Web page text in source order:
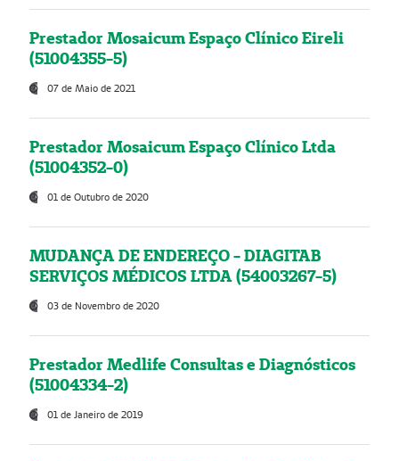
Prestador Mosaicum Espaço Clínico Eireli
(51004355-5)
07 de Maio de 2021
Prestador Mosaicum Espaço Clínico Ltda
(51004352-0)
01 de Outubro de 2020
MUDANÇA DE ENDEREÇO - DIAGITAB
SERVIÇOS MÉDICOS LTDA (54003267-5)
03 de Novembro de 2020
Prestador Medlife Consultas e Diagnósticos
(51004334-2)
01 de Janeiro de 2019